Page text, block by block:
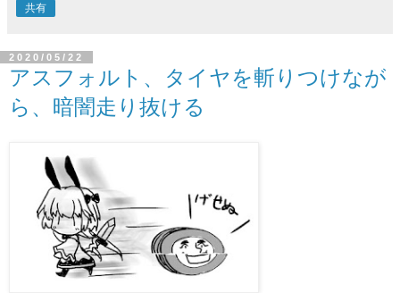
共有
2020/05/22
アスフォルト、タイヤを斬りつけなが
ら、暗闇走り抜ける